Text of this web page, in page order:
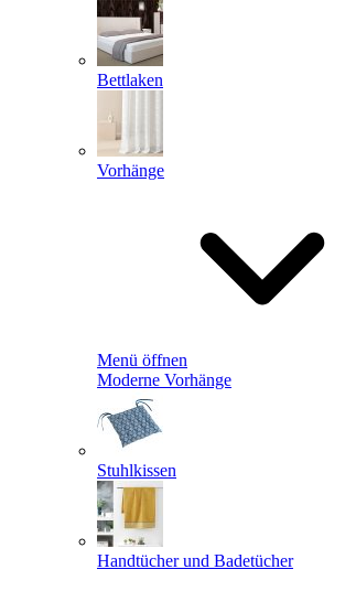
Bettlaken
Vorhänge
Menü öffnen
Moderne Vorhänge
Stuhlkissen
Handtücher und Badetücher